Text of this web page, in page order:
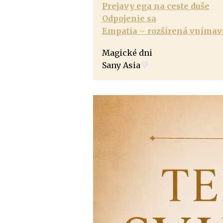
Prejavy ega na ceste duše
Odpojenie sa
Empatia – rozšírená
Magické dni
Sany Asia